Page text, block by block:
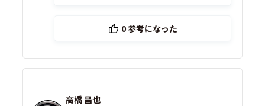
0参考になった
高橋 昌也